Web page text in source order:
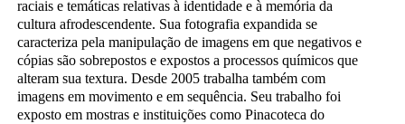
raciais e temáticas relativas à identidade e à memória da
cultura afrodescendente. Sua fotografia expandida se
caracteriza pela manipulação de imagens em que negativos e
cópias são sobrepostos e expostos a processos químicos que
alteram sua textura. Desde 2005 trabalha também com
imagens em movimento e em sequência. Seu trabalho foi
exposto em mostras e instituições como Pinacoteca do